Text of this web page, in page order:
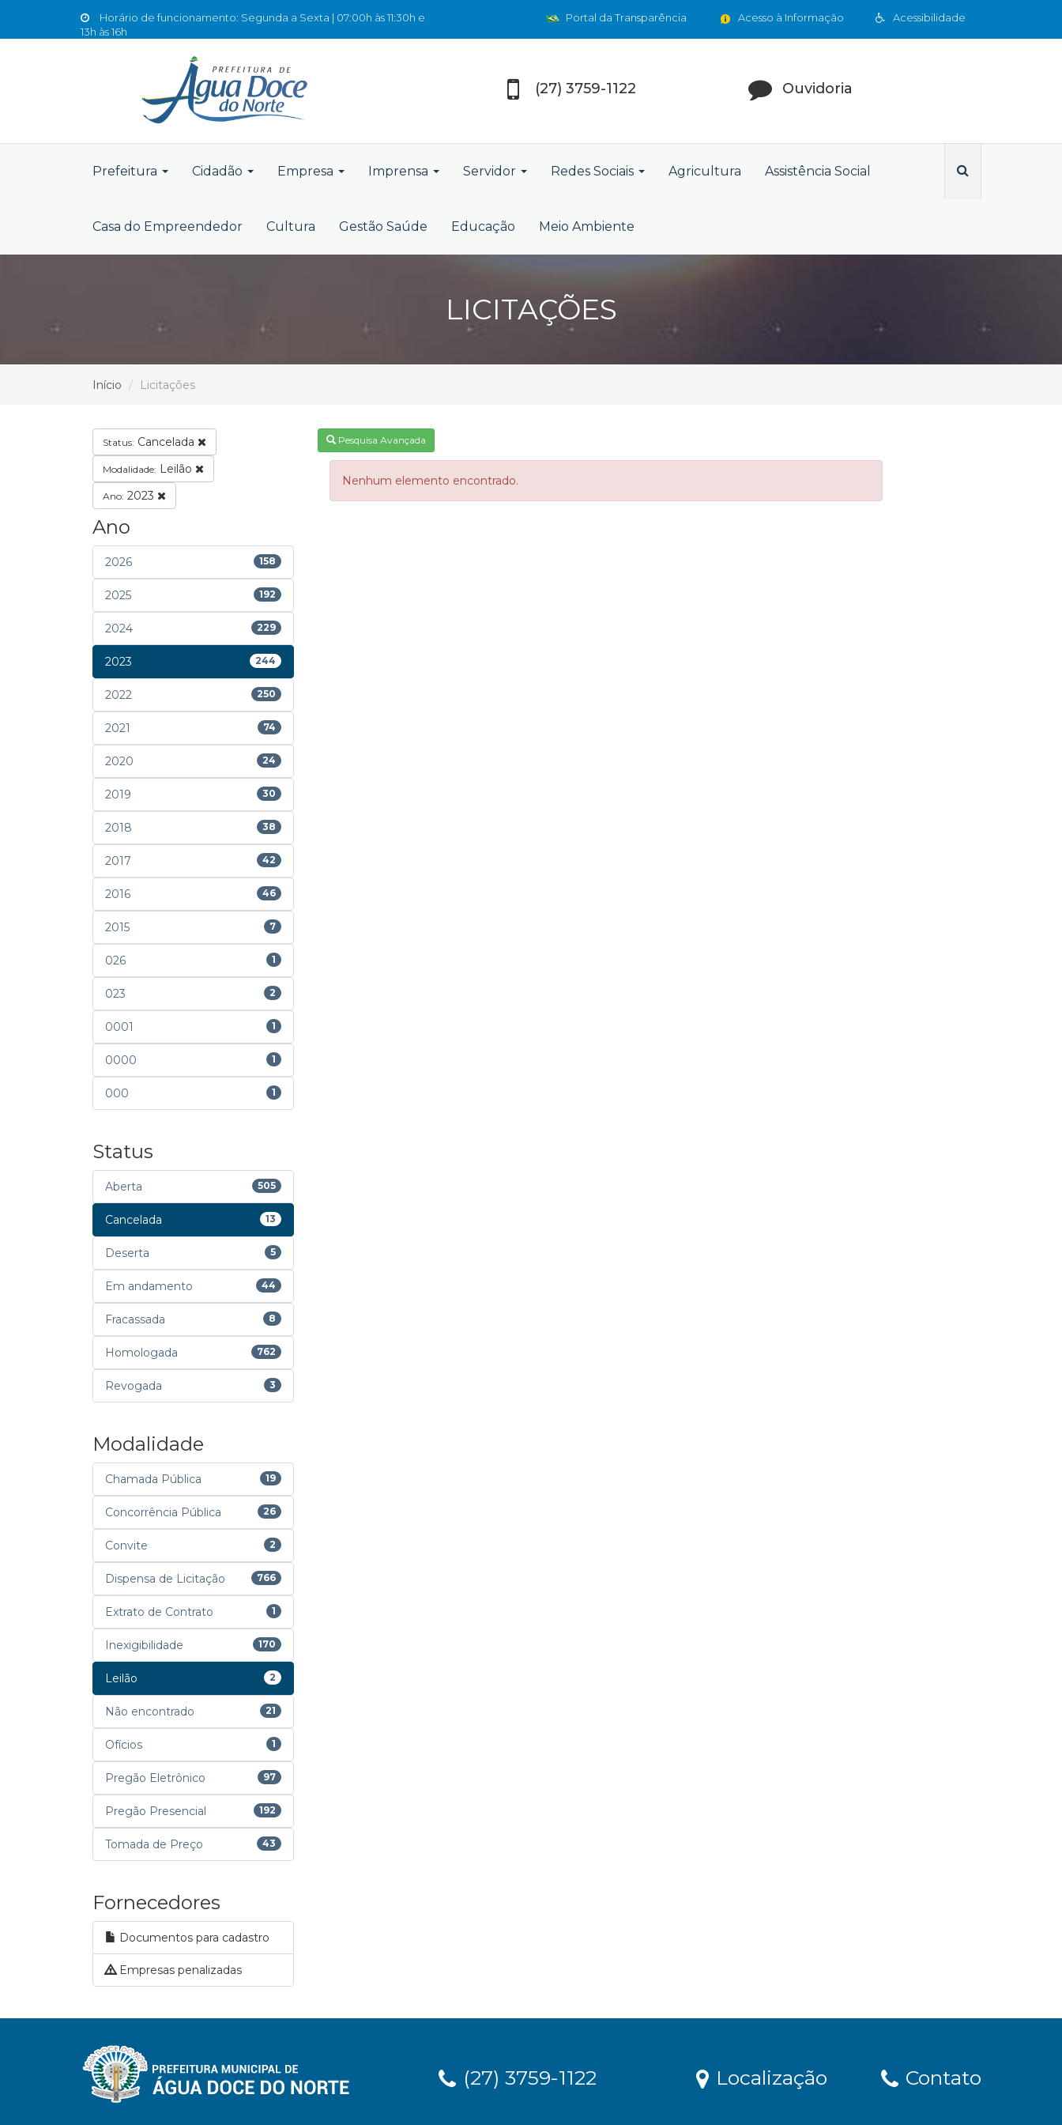
Horário de funcionamento: Segunda a Sexta | 07:00h às 11:30h e
13h às 16h
Acessibilidade
Acesso à Informação
Portal da Transparência
(27) 3759-1122 Ouvidoria
Prefeitura Cidadão Empresa Imprensa Servidor Redes Sociais Agricultura Assistência Social
Casa do Empreendedor Cultura Gestão Saúde Educação Meio Ambiente
LICITAÇÕES
Início Licitações
Status: Cancelada
Modalidade: Leilão
Ano: 2023
Ano
2026 158
2025 192
2024 229
2023 244
2022 250
2021 74
2020 24
2019 30
2018 38
2017 42
2016 46
2015 7
026 1
023 2
0001 1
0000 1
000 1
Status
Aberta 505
Cancelada 13
Deserta 5
Em andamento 44
Fracassada 8
Homologada 762
Revogada 3
Modalidade
Chamada Pública 19
Concorrência Pública 26
Convite 2
Dispensa de Licitação 766
Extrato de Contrato 1
Inexigibilidade 170
Leilão 2
Não encontrado 21
Ofícios 1
Pregão Eletrônico 97
Pregão Presencial 192
Tomada de Preço 43
Fornecedores
Documentos para cadastro
Empresas penalizadas
Pesquisa Avançada
Nenhum elemento encontrado.
(27) 3759-1122 Localização Contato